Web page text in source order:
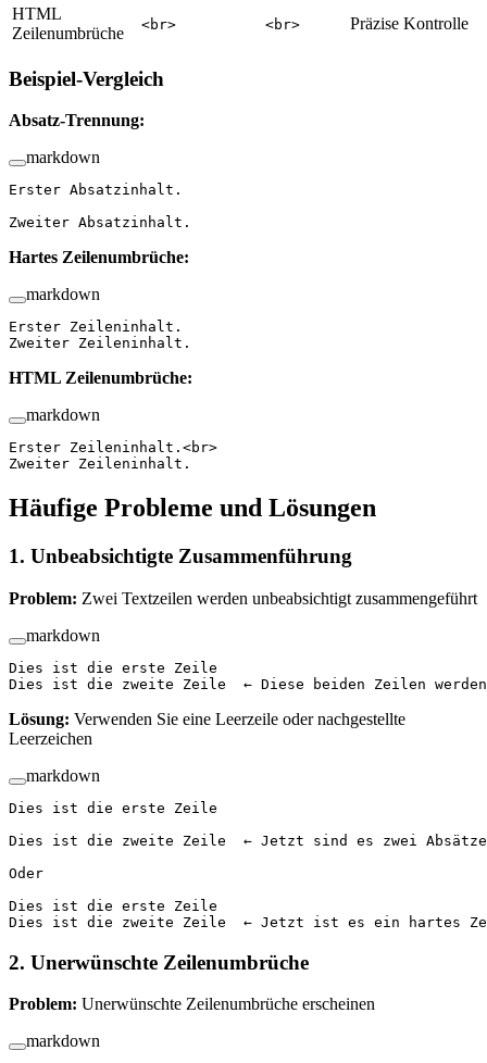
HTML
Zeilenumbrüche
<br> <br> Präzise Kontrolle
Beispiel-Vergleich
Absatz-Trennung:
markdown
Erster Absatzinhalt.
Zweiter Absatzinhalt.
Hartes Zeilenumbrüche:
markdown
Erster Zeileninhalt.
Zweiter Zeileninhalt.
HTML Zeilenumbrüche:
markdown
Erster Zeileninhalt.<br>
Zweiter Zeileninhalt.
Häufige Probleme und Lösungen
1. Unbeabsichtigte Zusammenführung
Problem: Zwei Textzeilen werden unbeabsichtigt zusammengeführt
markdown
Dies ist die erste Zeile
Dies ist die zweite Zeile  ← Diese beiden Zeilen werden
Lösung: Verwenden Sie eine Leerzeile oder nachgestellte
Leerzeichen
markdown
Dies ist die erste Zeile
Dies ist die zweite Zeile  ← Jetzt sind es zwei Absätze
Oder
Dies ist die erste Zeile
Dies ist die zweite Zeile  ← Jetzt ist es ein hartes
2. Unerwünschte Zeilenumbrüche
Problem: Unerwünschte Zeilenumbrüche erscheinen
markdown